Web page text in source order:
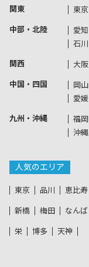
関東 東京
中部・北陸 愛知
石川
関西 大阪
中国・四国 岡山
愛媛
九州・沖縄 福岡
沖縄
人気のエリア
東京 品川 恵比寿
新橋 梅田 なんば
栄 博多 天神